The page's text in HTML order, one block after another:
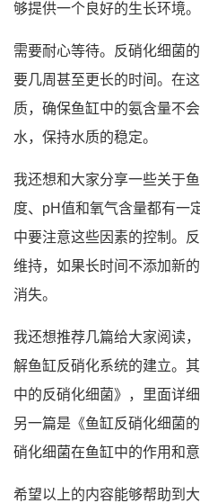
够提供一个良好的生长环境。
需要耐心等待。反硝化细菌
要几周甚至更长的时间。在
质，确保鱼缸中的氨含量不
水，保持水质的稳定。
我还想和大家分享一些关于
度、pH值和氧气含量都有一
中要注意这些因素的控制。
维持，如果长时间不添加新
消失。
我还想推荐几篇给大家阅读
解鱼缸反硝化系统的建立。
中的反硝化细菌》，里面详
另一篇是《鱼缸反硝化细菌
硝化细菌在鱼缸中的作用和意
希望以上的内容能够帮助到